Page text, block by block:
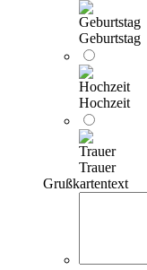
Geburtstag
Hochzeit
Trauer
Grußkartentext